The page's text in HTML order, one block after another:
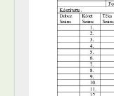
[Fond]
[Fond]
[Fond]